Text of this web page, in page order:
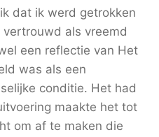
dat ik werd getrokken
als vreemd
een reflectie van Het
was als een
conditie. Het had
maakte het tot
om af te maken die